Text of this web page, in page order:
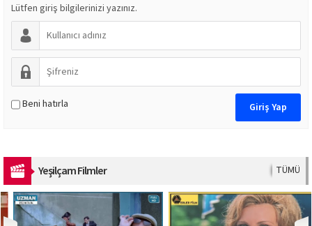
Lütfen giriş bilgilerinizi yazınız.
Beni hatırla
Yeşilçam Filmler TÜMÜ